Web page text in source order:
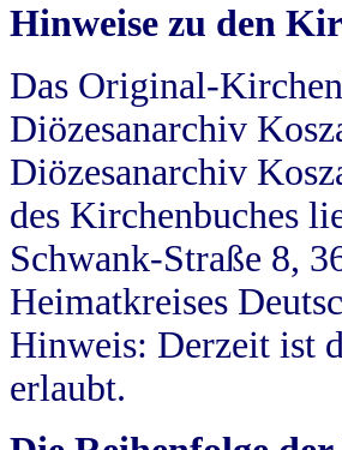
Hinweise zu den
Das Original-
Diözesanarchiv
Diözesanarchiv
des Kirchenbuches
Schwank-Straße 8,
Heimatkreises
Hinweis: Derzeit ist
erlaubt.